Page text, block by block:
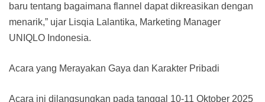
baru tentang bagaimana flannel dapat dikreasikan dengan
menarik,” ujar Lisqia Lalantika, Marketing Manager
UNIQLO Indonesia.
Acara yang Merayakan Gaya dan Karakter Pribadi
Acara ini dilangsungkan pada tanggal 10-11 Oktober 2025